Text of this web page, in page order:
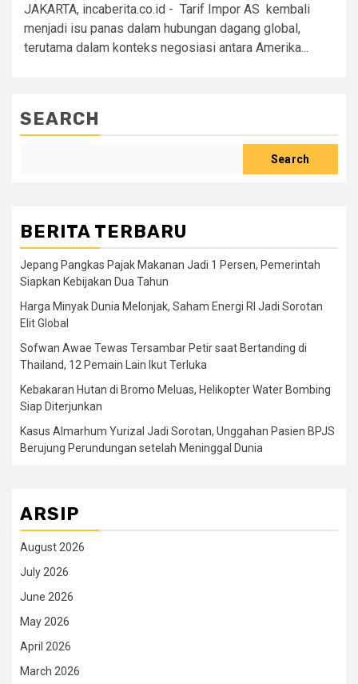
JAKARTA, incaberita.co.id - Tarif Impor AS kembali
menjadi isu panas dalam hubungan dagang global,
terutama dalam konteks negosiasi antara Amerika...
SEARCH
Search
BERITA TERBARU
Jepang Pangkas Pajak Makanan Jadi 1 Persen, Pemerintah
Siapkan Kebijakan Dua Tahun
Harga Minyak Dunia Melonjak, Saham Energi RI Jadi Sorotan
Elit Global
Sofwan Awae Tewas Tersambar Petir saat Bertanding di
Thailand, 12 Pemain Lain Ikut Terluka
Kebakaran Hutan di Bromo Meluas, Helikopter Water Bombing
Siap Diterjunkan
Kasus Almarhum Yurizal Jadi Sorotan, Unggahan Pasien BPJS
Berujung Perundungan setelah Meninggal Dunia
ARSIP
August 2026
July 2026
June 2026
May 2026
April 2026
March 2026